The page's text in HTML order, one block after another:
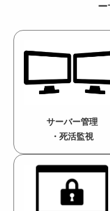
ー
サーバー管理
・死活監視